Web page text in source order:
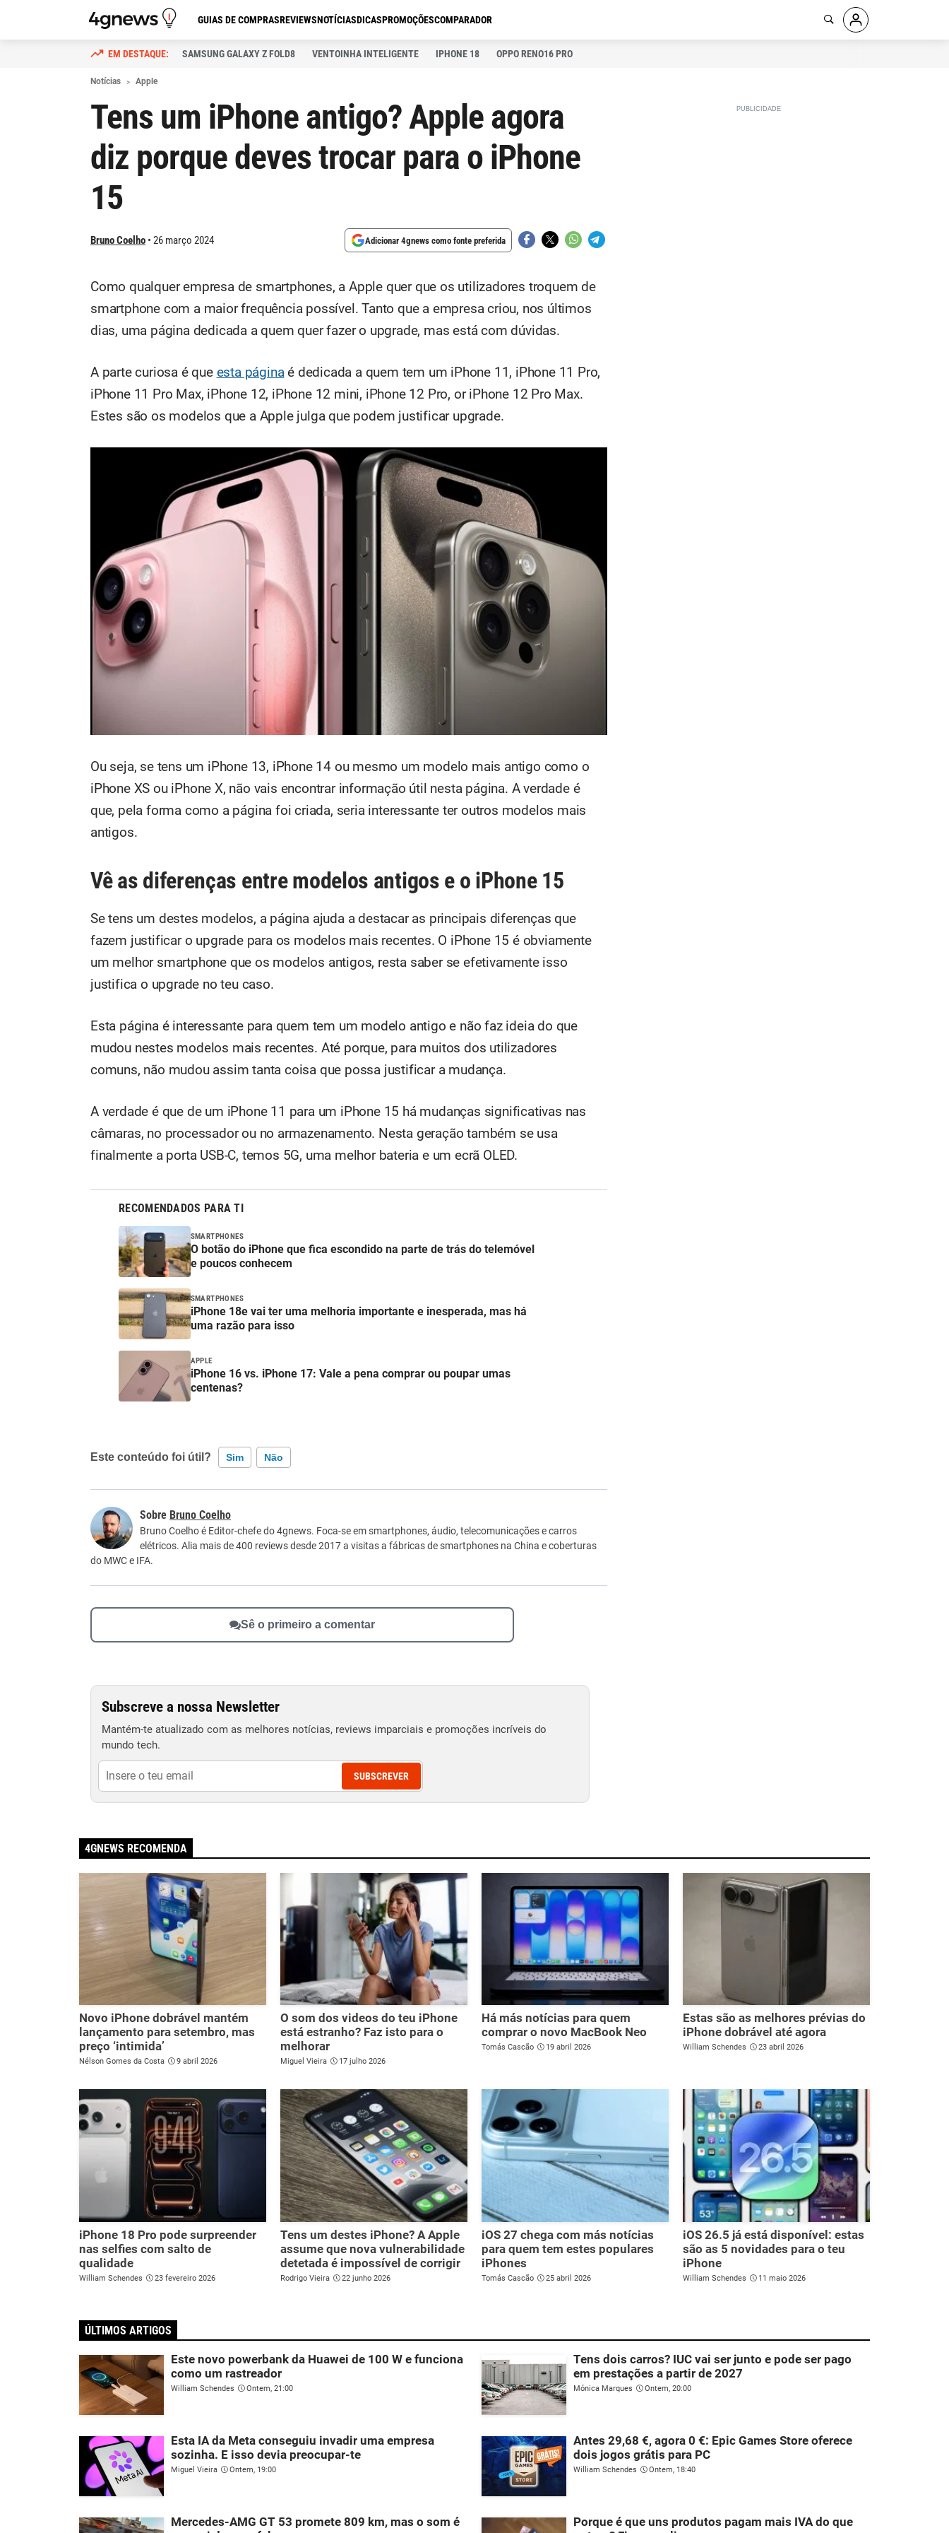
GUIAS DE COMPRASREVIEWSNOTÍCIASDICASPROMOÇÕESCOMPARADOR
SAMSUNG GALAXY Z FOLD8 VENTOINHA INTELIGENTE IPHONE 18 OPPO RENO16 PRO
Notícias Apple
Tens um iPhone antigo? Apple agora
diz porque deves trocar para o iPhone
15
Bruno Coelho 26 março 2024 Adicionar 4gnews como fonte preferida
Como qualquer empresa de smartphones, a Apple quer que os utilizadores troquem de
smartphone com a maior frequência possível. Tanto que a empresa criou, nos últimos
dias, uma página dedicada a quem quer fazer o upgrade, mas está com dúvidas.
A parte curiosa é que esta páginaé dedicada a quem tem um iPhone 11, iPhone 11 Pro,
iPhone 11 Pro Max, iPhone 12, iPhone 12 mini, iPhone 12 Pro, or iPhone 12 Pro Max.
Estes são os modelos que a Apple julga que podem justificar upgrade.
Ou seja, se tens um iPhone 13, iPhone 14 ou mesmo um modelo mais antigo como o
iPhone XS ou iPhone X, não vais encontrar informação útil nesta página. A verdade é
que, pela forma como a página foi criada, seria interessante ter outros modelos mais
antigos.
Vê as diferenças entre modelos antigos e o iPhone 15
Se tens um destes modelos, a página ajuda a destacar as principais diferenças que
fazem justificar o upgrade para os modelos mais recentes. O iPhone 15 é obviamente
um melhor smartphone que os modelos antigos, resta saber se efetivamente isso
justifica o upgrade no teu caso.
Esta página é interessante para quem tem um modelo antigo e não faz ideia do que
mudou nestes modelos mais recentes. Até porque, para muitos dos utilizadores
comuns, não mudou assim tanta coisa que possa justificar a mudança.
A verdade é que de um iPhone 11 para um iPhone 15 há mudanças significativas nas
câmaras, no processador ou no armazenamento. Nesta geração também se usa
finalmente a porta USB-C, temos 5G, uma melhor bateria e um ecrã OLED.
RECOMENDADOS PARA TI
SMARTPHONES
O botão do iPhone que fica escondido na parte de trás do telemóvel
e poucos conhecem
SMARTPHONES
iPhone 18e vai ter uma melhoria importante e inesperada, mas há
uma razão para isso
APPLE
iPhone 16 vs. iPhone 17: Vale a pena comprar ou poupar umas
centenas?
Este conteúdo foi útil? Sim Não
Este conteúdo não tem a informação que procuro
Outro
Bruno Coelho
Bruno Coelho é Editor-chefe do 4gnews. Foca-se em smartphones, áudio, telecomunicações e carros
elétricos. Alia mais de 400 reviews desde 2017 a visitas a fábricas de smartphones na China e coberturas
do MWC e IFA.
Sê o primeiro a comentar
Subscreve a nossa Newsletter
Mantém-te atualizado com as melhores notícias, reviews imparciais e promoções incríveis do
mundo tech.
SUBSCREVER
4GNEWS RECOMENDA
Novo iPhone dobrável mantém
lançamento para setembro, mas
preço ‘intimida’
Nélson Gomes da Costa 9 abril 2026
O som dos videos do teu iPhone
está estranho? Faz isto para o
melhorar
Miguel Vieira 17 julho 2026
Há más notícias para quem
comprar o novo MacBook Neo
Tomás Cascão 19 abril 2026
Estas são as melhores prévias do
iPhone dobrável até agora
William Schendes 23 abril 2026
iPhone 18 Pro pode surpreender
nas selfies com salto de
qualidade
William Schendes 23 fevereiro 2026
Tens um destes iPhone? A Apple
assume que nova vulnerabilidade
detetada é impossível de corrigir
Rodrigo Vieira 22 junho 2026
iOS 27 chega com más notícias
para quem tem estes populares
iPhones
Tomás Cascão 25 abril 2026
iOS 26.5 já está disponível: estas
são as 5 novidades para o teu
iPhone
William Schendes 11 maio 2026
ÚLTIMOS ARTIGOS
Este novo powerbank da Huawei de 100 W e funciona
como um rastreador
William Schendes Ontem, 21:00
Tens dois carros? IUC vai ser junto e pode ser pago
em prestações a partir de 2027
Mónica Marques Ontem, 20:00
Esta IA da Meta conseguiu invadir uma empresa
sozinha. E isso devia preocupar-te
Miguel Vieira Ontem, 19:00
Antes 29,68 €, agora 0 €: Epic Games Store oferece
dois jogos grátis para PC
William Schendes Ontem, 18:40
Mercedes-AMG GT 53 promete 809 km, mas o som é
Porque é que uns produtos pagam mais IVA do que